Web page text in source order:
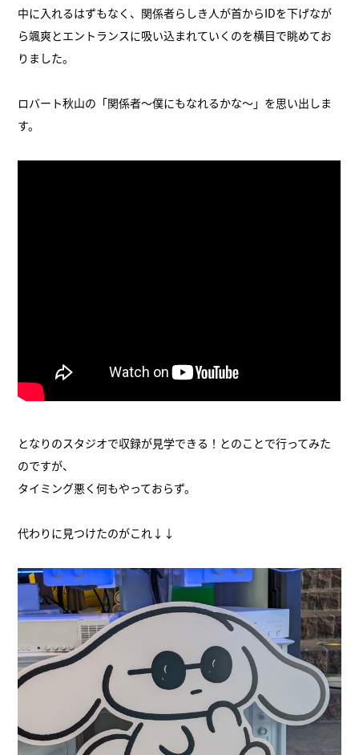
中に入れるはずもなく、関係者らしき人が首からIDを下げなが
ら颯爽とエントランスに吸い込まれていくのを横目で眺めてお
りました。
ロバート秋山の「関係者～僕にもなれるかな～」を思い出しま
す。
となりのスタジオで収録が見学できる！とのことで行ってみた
のですが、
タイミング悪く何もやっておらず。
代わりに見つけたのがこれ↓↓